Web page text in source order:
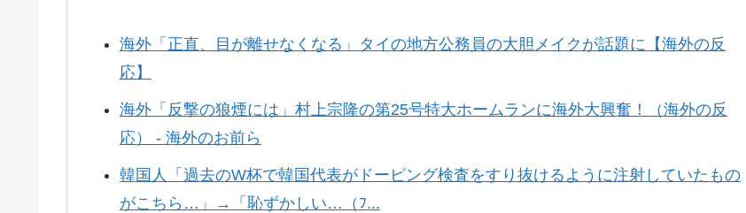
海外「正直、目が離せなくなる」タイの地方公務員の大胆メイクが話題に【海外の反
応】
海外「反撃の狼煙には」村上宗隆の第25号特大ホームランに海外大興奮！（海外の反
応） - 海外のお前ら
韓国人「過去のW杯で韓国代表がドーピング検査をすり抜けるように注射していたもの
がこちら…」→「恥ずかしい…（ﾌ...